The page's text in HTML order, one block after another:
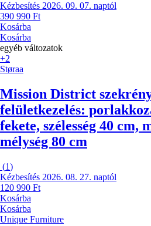
Kézbesítés 2026. 09. 07. naptól
390 990 Ft
Kosárba
Kosárba
egyéb változatok
+2
Støraa
Mission District
felületkezelés:
fekete, szélesség 40 cm,
mélység 80 cm
(1)
Kézbesítés 2026. 08. 27. naptól
120 990 Ft
Kosárba
Kosárba
Unique Furniture